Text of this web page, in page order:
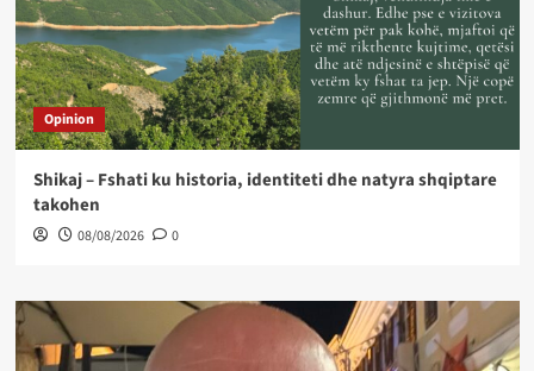
Opinion
Shikaj – Fshati ku historia, identiteti dhe natyra shqiptare
takohen
08/08/2026 0